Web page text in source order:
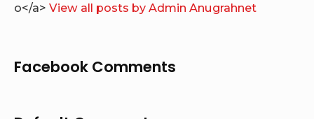
o</a> View all posts by Admin Anugrahnet
Facebook Comments